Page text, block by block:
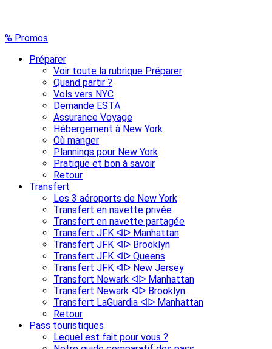
% Promos
Préparer
Voir toute la rubrique Préparer
Quand partir ?
Vols vers NYC
Demande ESTA
Assurance Voyage
Hébergement à New York
Où manger
Plannings pour New York
Pratique et bon à savoir
Retour
Transfert
Les 3 aéroports de New York
Transfert en navette privée
Transfert en navette partagée
Transfert JFK ᐊᐅ Manhattan
Transfert JFK ᐊᐅ Brooklyn
Transfert JFK ᐊᐅ Queens
Transfert JFK ᐊᐅ New Jersey
Transfert Newark ᐊᐅ Manhattan
Transfert Newark ᐊᐅ Brooklyn
Transfert LaGuardia ᐊᐅ Manhattan
Retour
Pass touristiques
Lequel est fait pour vous ?